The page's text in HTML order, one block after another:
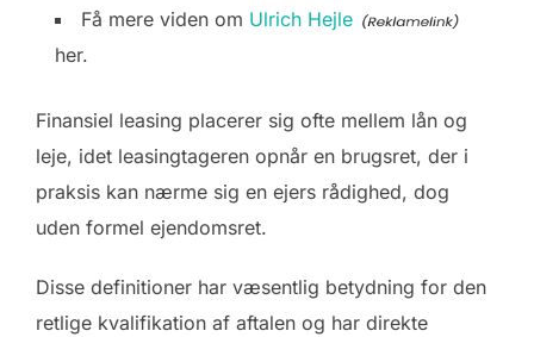
Få mere viden om Ulrich Hejle
her.
Finansiel leasing placerer sig ofte mellem lån og
leje, idet leasingtageren opnår en brugsret, der i
praksis kan nærme sig en ejers rådighed, dog
uden formel ejendomsret.
Disse definitioner har væsentlig betydning for den
retlige kvalifikation af aftalen og har direkte